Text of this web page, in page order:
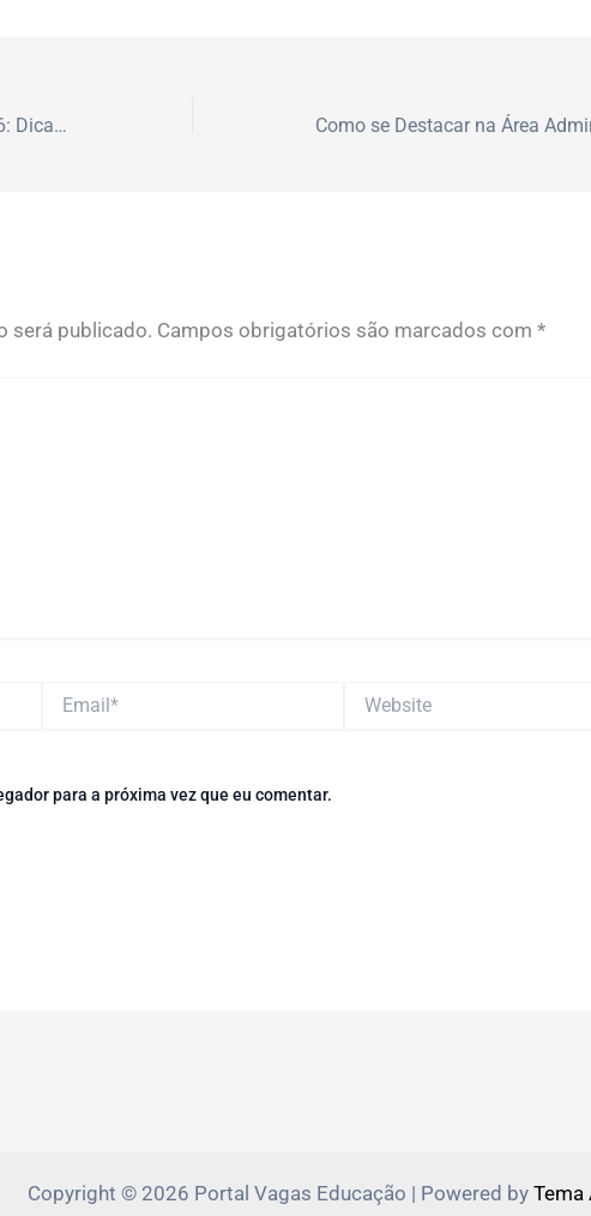
Como Aprender Excel e VBA em 2026: Dicas Infalíveis para Escolher o Melhor Curso
será publicado. Campos obrigatórios são marcados com *
para a próxima vez que eu comentar.
Copyright © 2026 Portal Vagas Educação | Powered by Tema